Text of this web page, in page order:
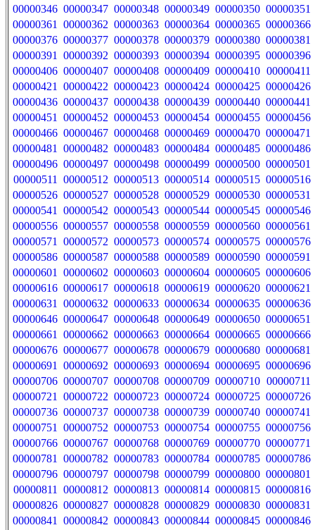
00000346 00000347 00000348 00000349 00000350 00000351
00000361
00000362 00000363 00000364 00000365 00000366
00000376 00000377 00000378 00000379 00000380 00000381
00000391
00000392 00000393 00000394 00000395 00000396
00000406 00000407 00000408 00000409 00000410 00000411
00000421
00000422 00000423 00000424 00000425 00000426
00000436 00000437 00000438 00000439 00000440 00000441
00000451
00000452 00000453 00000454 00000455 00000456
00000466 00000467 00000468 00000469 00000470 00000471
00000481
00000482 00000483 00000484 00000485 00000486
00000496 00000497 00000498 00000499 00000500 00000501
00000511
00000512 00000513 00000514 00000515 00000516
00000526 00000527 00000528 00000529 00000530 00000531
00000541
00000542 00000543 00000544 00000545 00000546
00000556 00000557 00000558 00000559 00000560 00000561
00000571
00000572 00000573 00000574 00000575 00000576
00000586 00000587 00000588 00000589 00000590 00000591
00000601
00000602 00000603 00000604 00000605 00000606
00000616 00000617 00000618 00000619 00000620 00000621
00000631
00000632 00000633 00000634 00000635 00000636
00000646 00000647 00000648 00000649 00000650 00000651
00000661
00000662 00000663 00000664 00000665 00000666
00000676 00000677 00000678 00000679 00000680 00000681
00000691
00000692 00000693 00000694 00000695 00000696
00000706 00000707 00000708 00000709 00000710 00000711
00000721
00000722 00000723 00000724 00000725 00000726
00000736 00000737 00000738 00000739 00000740 00000741
00000751
00000752 00000753 00000754 00000755 00000756
00000766 00000767 00000768 00000769 00000770 00000771
00000781
00000782 00000783 00000784 00000785 00000786
00000796 00000797 00000798 00000799 00000800 00000801
00000811
00000812 00000813 00000814 00000815 00000816
00000826 00000827 00000828 00000829 00000830 00000831
00000841
00000842 00000843 00000844 00000845 00000846